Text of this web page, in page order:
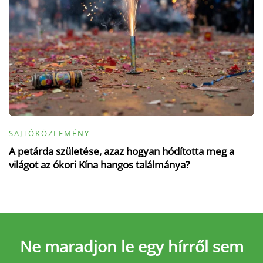
SAJTÓKÖZLEMÉNY
A petárda születése, azaz hogyan hódította meg a
világot az ókori Kína hangos találmánya?
Ne maradjon le egy hírről sem